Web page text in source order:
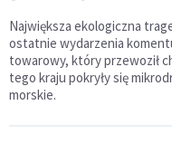
Największa ekologiczna
ostatnie wydarzenia
towarowy, który przewoził
tego kraju pokryły się
morskie.